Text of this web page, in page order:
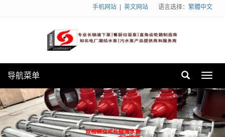
语言选择： 繁體中文
手机网站 英文网站
导航菜单